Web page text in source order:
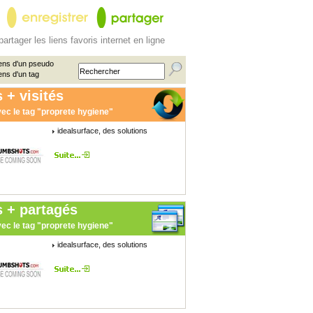
les liens favoris internet en ligne
d'un pseudo
d'un tag
+ visités
le tag "proprete hygiene"
idealsurface, des solutions
+ partagés
le tag "proprete hygiene"
idealsurface, des solutions